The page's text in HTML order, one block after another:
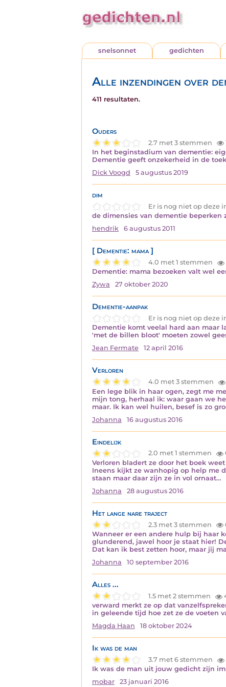
snelsonnet gedichten
Alle inzendingen over
411 resultaten.
Ouders
2.7 met 3 stemmen
In het beginstadium van dementie:
Dementie geeft onzekerheid in de
Dick Voogd
5 augustus 2019
dim
Er is nog niet op deze
de dimensies van dementie
hendrik
6 augustus 2011
[ Dementie: mama ]
4.0 met 1 stemmen
Dementie: mama bezoeken valt wel
Zywa
27 oktober 2020
Dementie-aanpak
Er is nog niet op deze
Dementie komt veelal hard aan maar
'met de billen bloot' moeten zowel
Jean Fermate
12 april 2016
Verloren
4.0 met 3 stemmen
Een lege blik in haar ogen, zegt me
mijn tong, herhaal ik: waar gaan we
maar. Ik kan wel huilen, besef is zo
Johanna
16 augustus 2016
Eindelijk
2.0 met 1 stemmen
Verloren bladert ze door het boek
Ineens kijkt ze wanhopig op help me
staan maar daar zijn ze in vol ornaat…
Johanna
28 augustus 2016
Het lange nare traject
2.3 met 3 stemmen
Wanneer er een andere hulp bij haar
glunderend, jawel hoor je staat hier!
Dat kan ik best zetten hoor, maar jij
Johanna
10 september 2016
Alles ...
1.5 met 2 stemmen
verward merkt ze op dat
in geleende tijd hoe zet ze de voeten
Magda Haan
18 oktober 2024
Ik was de man
3.7 met 6 stemmen
Ik was de man uit jouw gedicht zijn
mobar
23 januari 2016